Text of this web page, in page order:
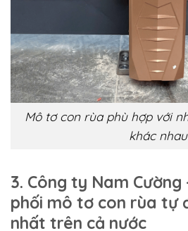
Mô tơ con rùa phù hợp với
khác nhau
3. Công ty Nam Cường
phối mô tơ con rùa tự
nhất trên cả nước